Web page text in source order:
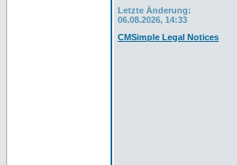
Letzte Änderung:
06.08.2026, 14:33
CMSimple Legal Notices